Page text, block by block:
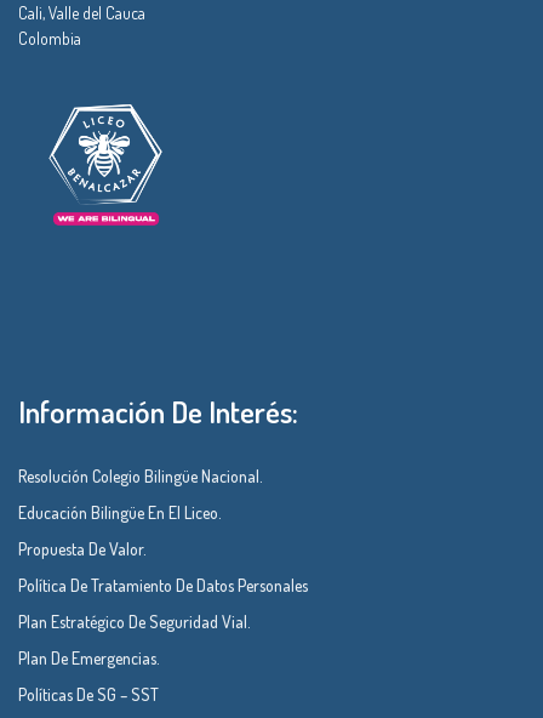
Cali, Valle del Cauca
Colombia
Información De Interés:
Resolución Colegio Bilingüe Nacional.
Educación Bilingüe En El Liceo.
Propuesta De Valor.
Política De Tratamiento De Datos Personales
Plan Estratégico De Seguridad Vial.
Plan De Emergencias.
Políticas De SG – SST